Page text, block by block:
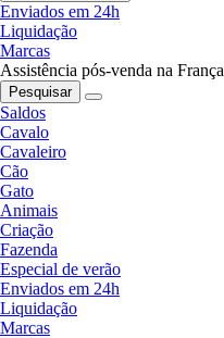
Enviados em 24h
Liquidação
Marcas
Assistência pós-venda na França
Pesquisar
Saldos
Cavalo
Cavaleiro
Cão
Gato
Animais
Criação
Fazenda
Especial de verão
Enviados em 24h
Liquidação
Marcas